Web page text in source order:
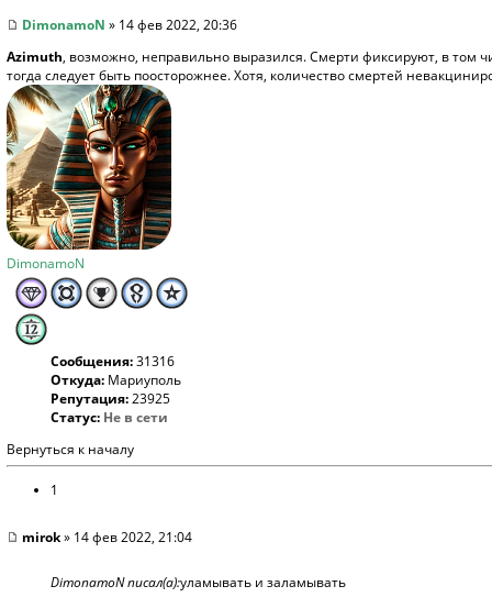
DimonamoN » 14 фев 2022, 20:36
Azimuth, возможно, неправильно выразился. Смерти фиксируют, в том
тогда следует быть поосторожнее. Хотя, количество смертей
DimonamoN
Сообщения:31316
Откуда: Мариуполь
Репутация:23925
Статус: Не в сети
Вернуться к началу
1
mirok» 14 фев 2022, 21:04
DimonamoN писал(а):уламывать и заламывать